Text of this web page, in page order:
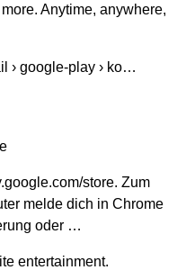
Anytime, anywhere,
› google-play › ko…
store. Zum
melde dich in Chrome
oder …
entertainment.